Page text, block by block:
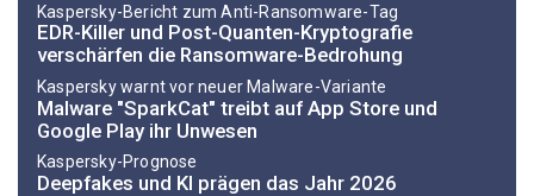
Kaspersky-Bericht zum Anti-Ransomware-Tag
EDR-Killer und Post-Quanten-Kryptografie
verschärfen die Ransomware-Bedrohung
Kaspersky warnt vor neuer Malware-Variante
Malware "SparkCat" treibt auf App Store und
Google Play ihr Unwesen
Kaspersky-Prognose
Deepfakes und KI prägen das Jahr 2026